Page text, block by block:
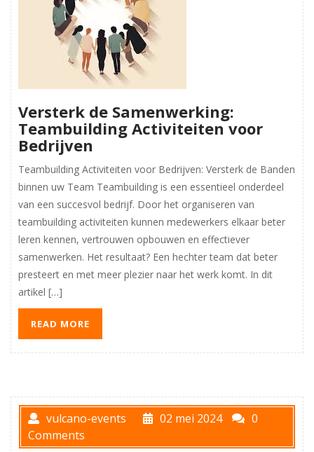
Versterk de Samenwerking:
Teambuilding Activiteiten voor
Bedrijven
Teambuilding Activiteiten voor Bedrijven: Versterk de Banden
binnen uw Team Teambuilding is een essentieel onderdeel
van een succesvol bedrijf. Door het organiseren van
teambuilding activiteiten kunnen medewerkers elkaar beter
leren kennen, vertrouwen opbouwen en effectiever
samenwerken. Het resultaat? Een hechter team dat beter
presteert en met meer plezier naar het werk komt. In dit
artikel […]
READ MORE
vulcano-events 02 mei 2024
0
Comments